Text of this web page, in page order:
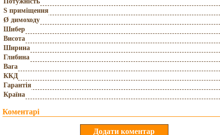
S приміщення
Ø димоходу
Шибер
Висота
Ширина
Глибина
Вага
ККД
Гарантія
Країна
Коментарі